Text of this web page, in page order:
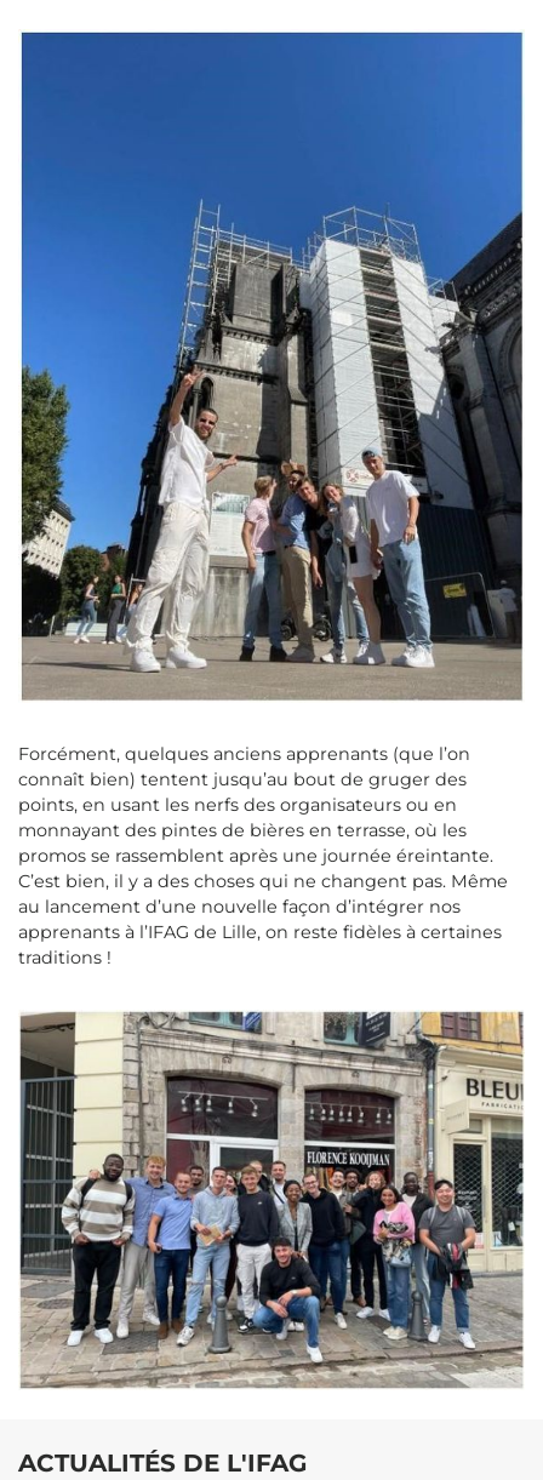
Forcément, quelques anciens apprenants (que l’on
connaît bien) tentent jusqu’au bout de gruger des
points, en usant les nerfs des organisateurs ou en
monnayant des pintes de bières en terrasse, où les
promos se rassemblent après une journée éreintante.
C’est bien, il y a des choses qui ne changent pas. Même
au lancement d’une nouvelle façon d’intégrer nos
apprenants à l’IFAG de Lille, on reste ﬁdèles à certaines
traditions !
ACTUALITÉS DE L'IFAG